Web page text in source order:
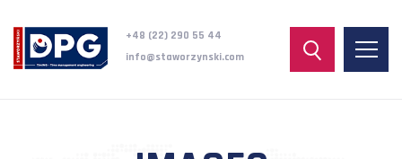
+48 (22) 290 55 44
info@staworzynski.com